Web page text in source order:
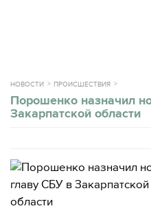
НОВОСТИ ПРОИСШЕСТВИЯ
Порошенко назначил
Закарпатской области